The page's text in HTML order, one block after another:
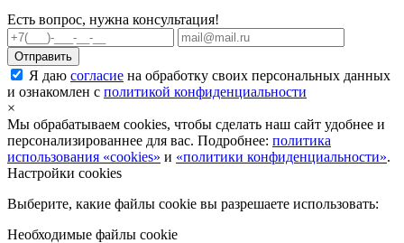
Есть вопрос, нужна консультация!
Я даю согласие на обработку своих персональных данных
и ознакомлен с политикой конфиденциальности
×
Мы обрабатываем cookies, чтобы сделать наш сайт удобнее и
персонализированнее для вас. Подробнее: политика
использования «cookies» и «политики конфиденциальности».
Настройки cookies
Выберите, какие файлы cookie вы разрешаете использовать:
Необходимые файлы cookie